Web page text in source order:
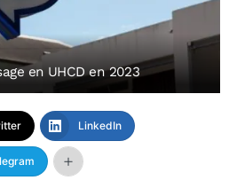
en UHCD en 2023
LinkedIn